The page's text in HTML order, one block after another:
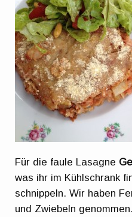
Für die faule Lasagne
was ihr im Kühlschrank
schnippeln. Wir haben
und Zwiebeln